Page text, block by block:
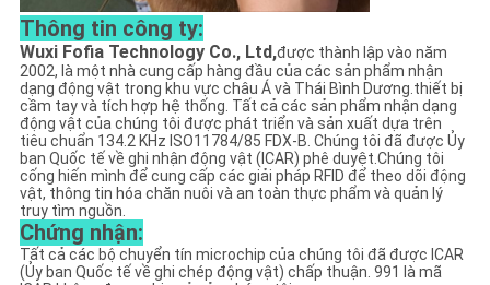
Thông tin công ty:
Wuxi Fofia Technology Co., Ltd,được thành lập vào năm
2002, là một nhà cung cấp hàng đầu của các sản phẩm nhận
dạng động vật trong khu vực châu Á và Thái Bình Dương.thiết bị
cầm tay và tích hợp hệ thống. Tất cả các sản phẩm nhận dạng
động vật của chúng tôi được phát triển và sản xuất dựa trên
tiêu chuẩn 134.2 KHz ISO11784/85 FDX-B. Chúng tôi đã được Ủy
ban Quốc tế về ghi nhận động vật (ICAR) phê duyệt.Chúng tôi
cống hiến mình để cung cấp các giải pháp RFID để theo dõi động
vật, thông tin hóa chăn nuôi và an toàn thực phẩm và quản lý
truy tìm nguồn.
Chứng nhận:
Tất cả các bộ chuyển tín microchip của chúng tôi đã được ICAR
(Ủy ban Quốc tế về ghi chép động vật) chấp thuận. 991 là mã